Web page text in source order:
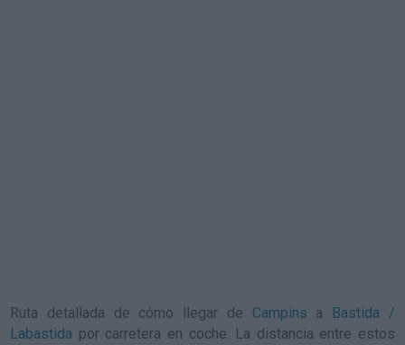
Ruta detallada de cómo llegar de Campins a
Bastida /
Labastida por carretera en coche. La distancia entre estos